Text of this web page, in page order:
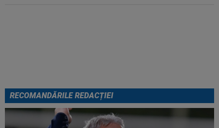
RECOMANDĂRILE REDACȚIEI